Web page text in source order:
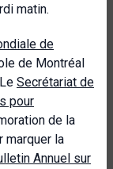
matin.
de
de Montréal
Secrétariat de
pour
de la
marquer la
Annuel sur